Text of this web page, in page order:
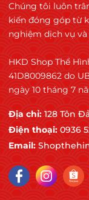
Chúng tôi luôn
kiến đóng góp từ
nghiệm dịch vụ
HKD Shop Thể
41D8009862 do
ngày 10 tháng 7
Địa chỉ: 128 Tôn
Điện thoại: 0936
Email: